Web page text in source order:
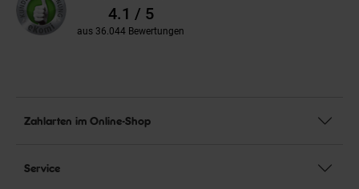
Bewertungen4.1 / 5
aus 36.044 Bewertungen
Zahlarten im Online-Shop
Service